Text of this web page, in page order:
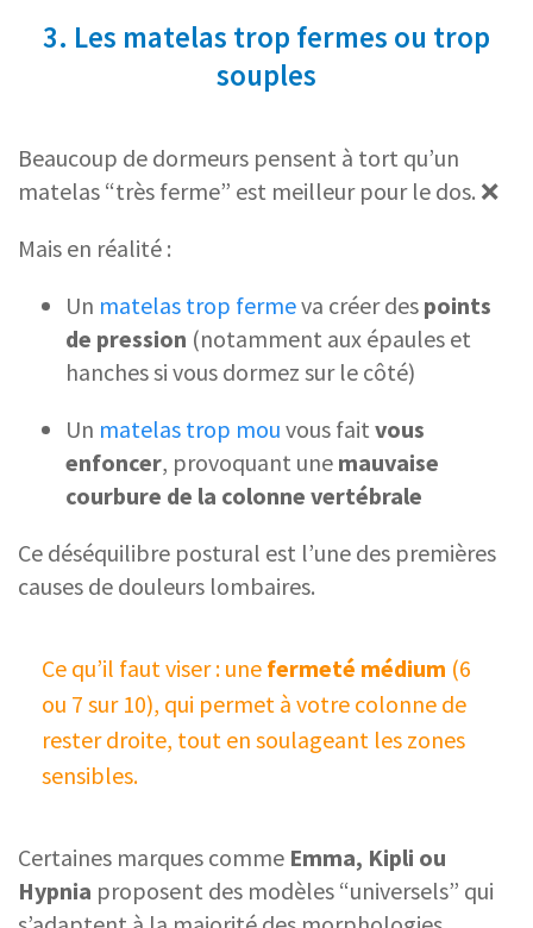
3. Les matelas trop fermes ou trop
souples
Beaucoup de dormeurs pensent à tort qu’un
matelas “très ferme” est meilleur pour le dos. ❌
Mais en réalité :
Un matelas trop fermeva créer des points
de pression (notamment aux épaules et
hanches si vous dormez sur le côté)
Un matelas trop mou vous fait vous
enfoncer, provoquant une mauvaise
courbure de la colonne vertébrale
Ce déséquilibre postural est l’une des premières
causes de douleurs lombaires.
Ce qu’il faut viser : une fermeté médium (6
ou 7 sur 10), qui permet à votre colonne de
rester droite, tout en soulageant les zones
sensibles.
Certaines marques comme Emma, Kipli ou
Hypnia proposent des modèles “universels” qui